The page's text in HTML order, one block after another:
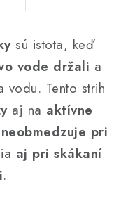
sú istota, keď
vode držali a
vodu. Tento strih
aj na aktívne
neobmedzuje pri
aj pri skákaní
.